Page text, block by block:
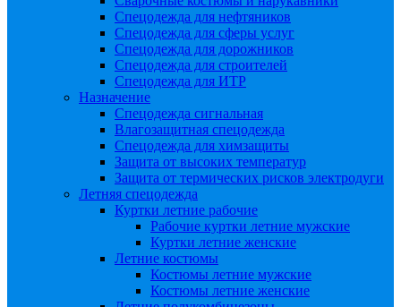
Спецодежда для нефтяников
Спецодежда для сферы услуг
Спецодежда для дорожников
Спецодежда для строителей
Спецодежда для ИТР
Назначение
Спецодежда сигнальная
Влагозащитная спецодежда
Спецодежда для химзащиты
Защита от высоких температур
Защита от термических рисков электродуги
Летняя спецодежда
Куртки летние рабочие
Рабочие куртки летние мужские
Куртки летние женские
Летние костюмы
Костюмы летние мужские
Костюмы летние женские